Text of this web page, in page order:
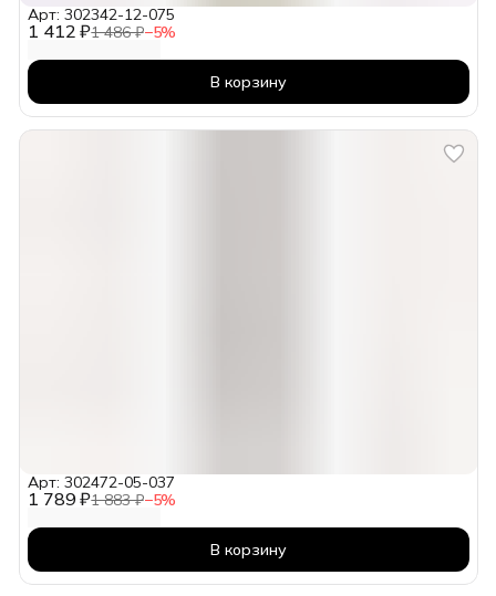
1 412 ₽1 486 ₽−5%
Арт: 302342-12-075
В корзину
1 789 ₽1 883 ₽−5%
Арт: 302472-05-037
В корзину